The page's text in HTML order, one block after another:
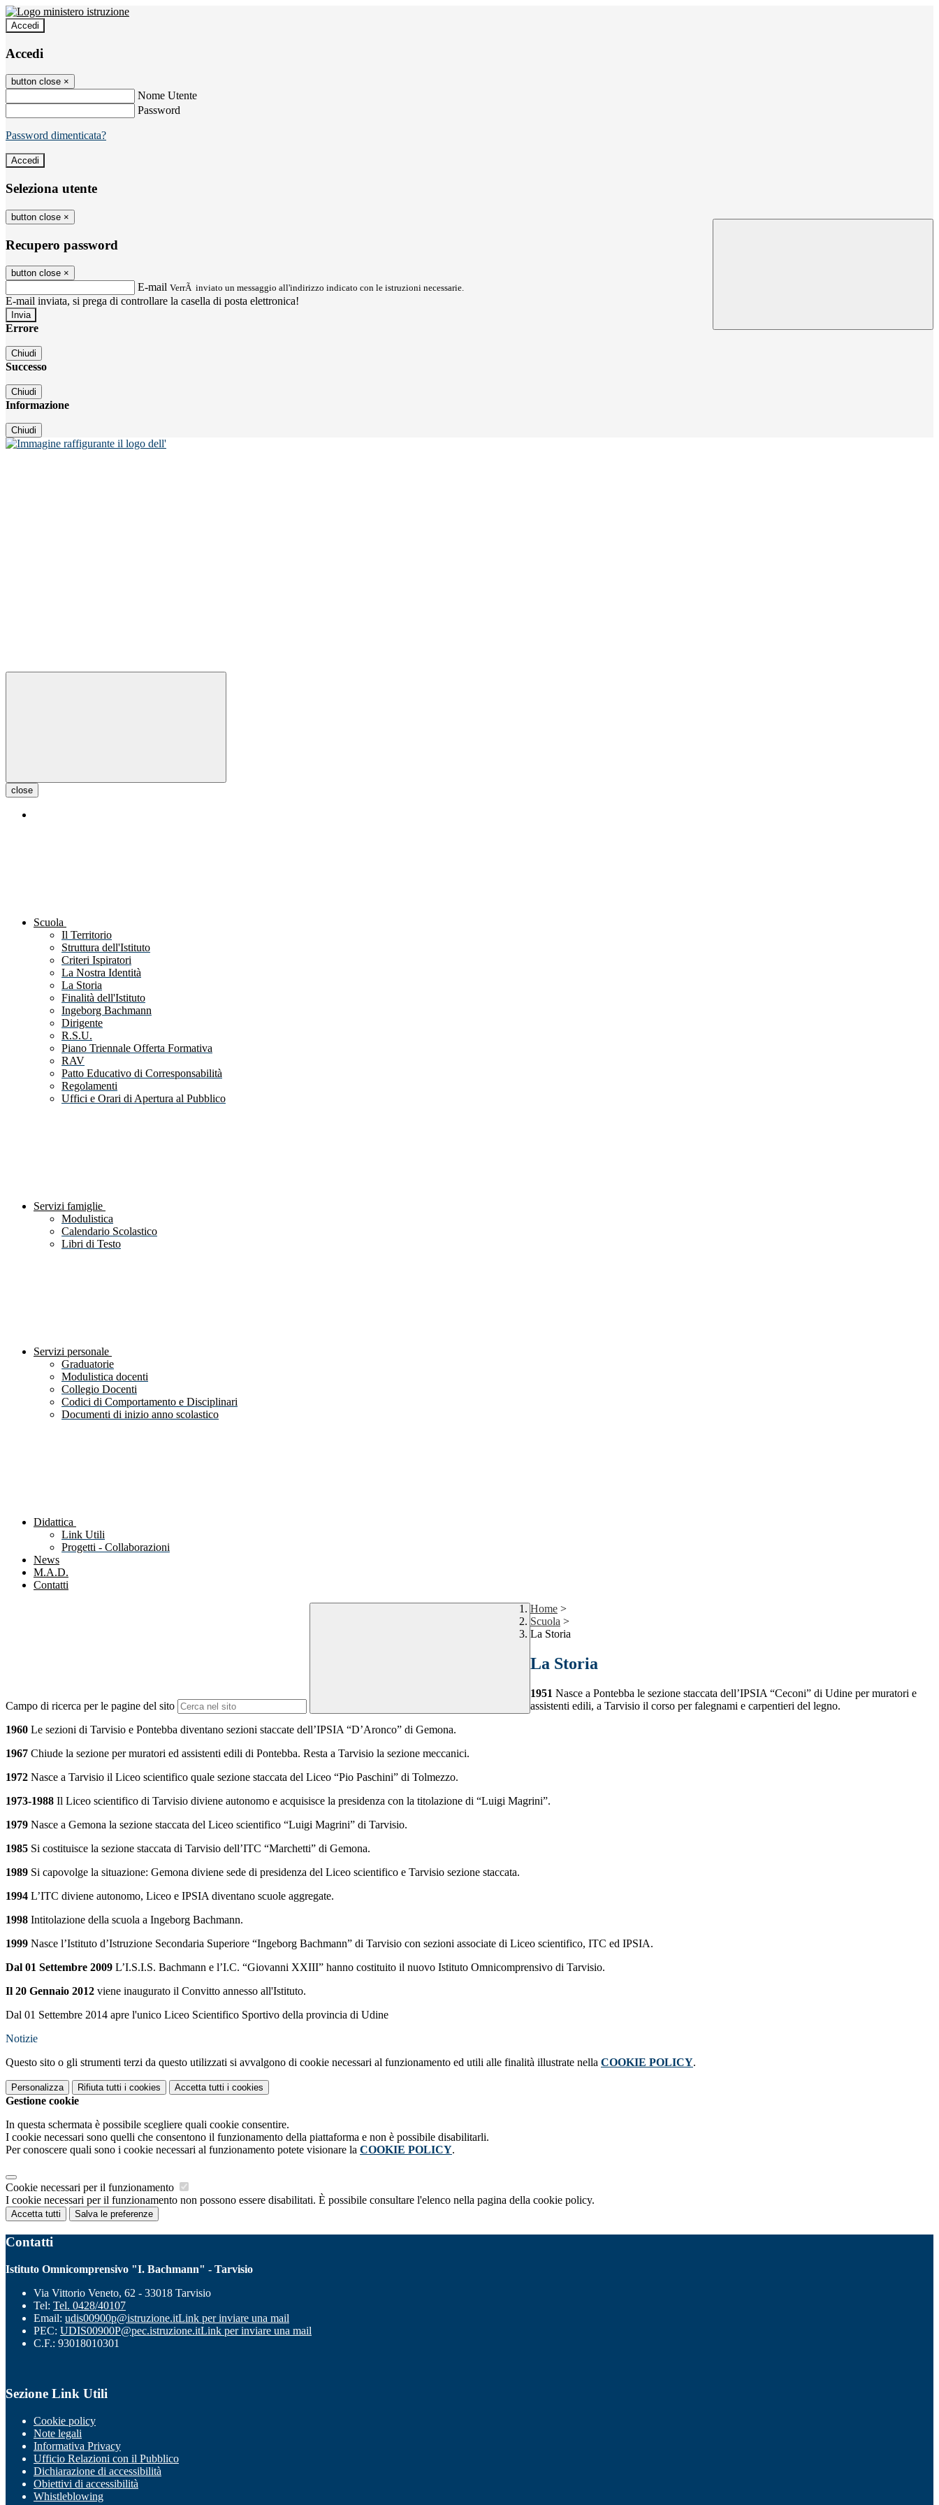
Accedi
Accedi
button close ×
Nome Utente
Password
Password dimenticata?
Seleziona utente
button close ×
Recupero password
button close ×
E-mail VerrÃ inviato un messaggio all'indirizzo indicato con le istruzioni necessarie.
E-mail inviata, si prega di controllare la casella di posta elettronica!
Errore
Chiudi
Successo
Chiudi
Informazione
Chiudi
close
Scuola
Il Territorio
Struttura dell'Istituto
Criteri Ispiratori
La Nostra Identità
La Storia
Finalità dell'Istituto
Ingeborg Bachmann
Dirigente
R.S.U.
Piano Triennale Offerta Formativa
RAV
Patto Educativo di Corresponsabilità
Regolamenti
Uffici e Orari di Apertura al Pubblico
Servizi famiglie
Modulistica
Calendario Scolastico
Libri di Testo
Servizi personale
Graduatorie
Modulistica docenti
Collegio Docenti
Codici di Comportamento e Disciplinari
Documenti di inizio anno scolastico
Didattica
Link Utili
Progetti - Collaborazioni
News
M.A.D.
Contatti
Campo di ricerca per le pagine del sito
Home >
Scuola >
La Storia
La Storia
1951 Nasce a Pontebba le sezione staccata dell’IPSIA “Ceconi” di Udine per muratori e
assistenti edili, a Tarvisio il corso per falegnami e carpentieri del legno.
1960 Le sezioni di Tarvisio e Pontebba diventano sezioni staccate dell’IPSIA “D’Aronco” di Gemona.
1967 Chiude la sezione per muratori ed assistenti edili di Pontebba. Resta a Tarvisio la sezione meccanici.
1972 Nasce a Tarvisio il Liceo scientifico quale sezione staccata del Liceo “Pio Paschini” di Tolmezzo.
1973-1988 Il Liceo scientifico di Tarvisio diviene autonomo e acquisisce la presidenza con la titolazione di “Luigi Magrini”.
1979 Nasce a Gemona la sezione staccata del Liceo scientifico “Luigi Magrini” di Tarvisio.
1985 Si costituisce la sezione staccata di Tarvisio dell’ITC “Marchetti” di Gemona.
1989 Si capovolge la situazione: Gemona diviene sede di presidenza del Liceo scientifico e Tarvisio sezione staccata.
1994 L’ITC diviene autonomo, Liceo e IPSIA diventano scuole aggregate.
1998 Intitolazione della scuola a Ingeborg Bachmann.
1999 Nasce l’Istituto d’Istruzione Secondaria Superiore “Ingeborg Bachmann” di Tarvisio con sezioni associate di Liceo scientifico, ITC ed IPSIA.
Dal 01 Settembre 2009 L’I.S.I.S. Bachmann e l’I.C. “Giovanni XXIII” hanno costituito il nuovo Istituto Omnicomprensivo di Tarvisio.
Il 20 Gennaio 2012 viene inaugurato il Convitto annesso all'Istituto.
Dal 01 Settembre 2014 apre l'unico Liceo Scientifico Sportivo della provincia di Udine
Notizie
Questo sito o gli strumenti terzi da questo utilizzati si avvalgono di cookie necessari al funzionamento ed utili alle finalità illustrate nella COOKIE POLICY.
Personalizza Rifiuta tutti i cookies Accetta tutti i cookies
Gestione cookie
In questa schermata è possibile scegliere quali cookie consentire.
I cookie necessari sono quelli che consentono il funzionamento della piattaforma e non è possibile disabilitarli.
Per conoscere quali sono i cookie necessari al funzionamento potete visionare la COOKIE POLICY.
Cookie necessari per il funzionamento
I cookie necessari per il funzionamento non possono essere disabilitati. È possibile consultare l'elenco nella pagina della cookie policy.
Accetta tutti Salva le preferenze
Contatti
Istituto Omnicomprensivo "I. Bachmann" - Tarvisio
Via Vittorio Veneto, 62 - 33018 Tarvisio
Tel: Tel. 0428/40107
Email: udis00900p@istruzione.itLink per inviare una mail
PEC: UDIS00900P@pec.istruzione.itLink per inviare una mail
C.F.: 93018010301
Sezione Link Utili
Cookie policy
Note legali
Informativa Privacy
Ufficio Relazioni con il Pubblico
Dichiarazione di accessibilità
Obiettivi di accessibilità
Whistleblowing